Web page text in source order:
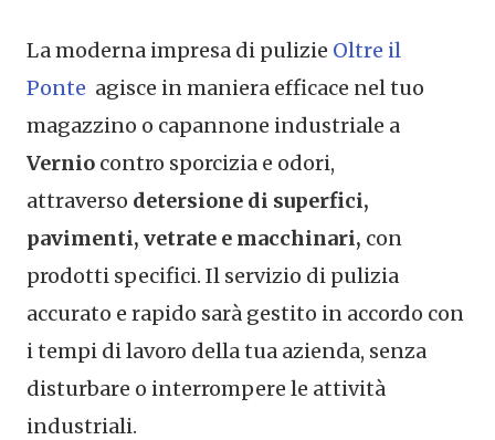
La moderna impresa di pulizie Oltre il
Ponte agisce in maniera efficace nel tuo
magazzino o capannone industriale a
Vernio contro sporcizia e odori,
attraverso detersione di superfici,
pavimenti, vetrate e macchinari, con
prodotti specifici. Il servizio di pulizia
accurato e rapido sarà gestito in accordo con
i tempi di lavoro della tua azienda, senza
disturbare o interrompere le attività
industriali.